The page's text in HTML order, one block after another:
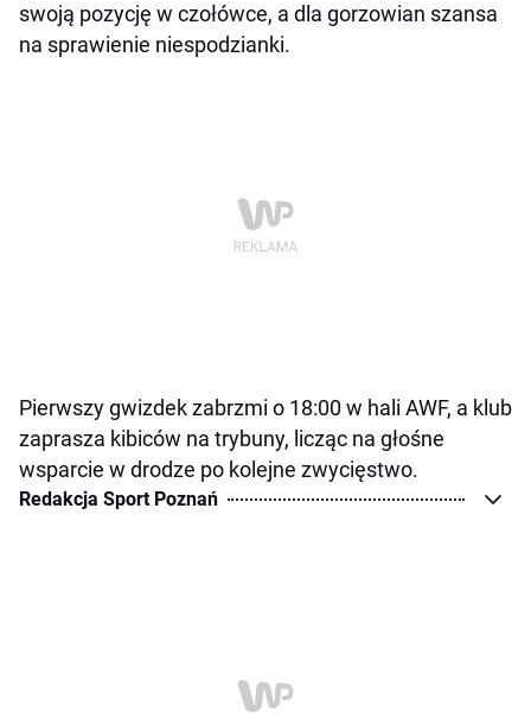
swoją pozycję w czołówce, a dla gorzowian szansa
na sprawienie niespodzianki.
Pierwszy gwizdek zabrzmi o 18:00 w hali AWF, a klub
zaprasza kibiców na trybuny, licząc na głośne
wsparcie w drodze po kolejne zwycięstwo.
Redakcja Sport Poznań